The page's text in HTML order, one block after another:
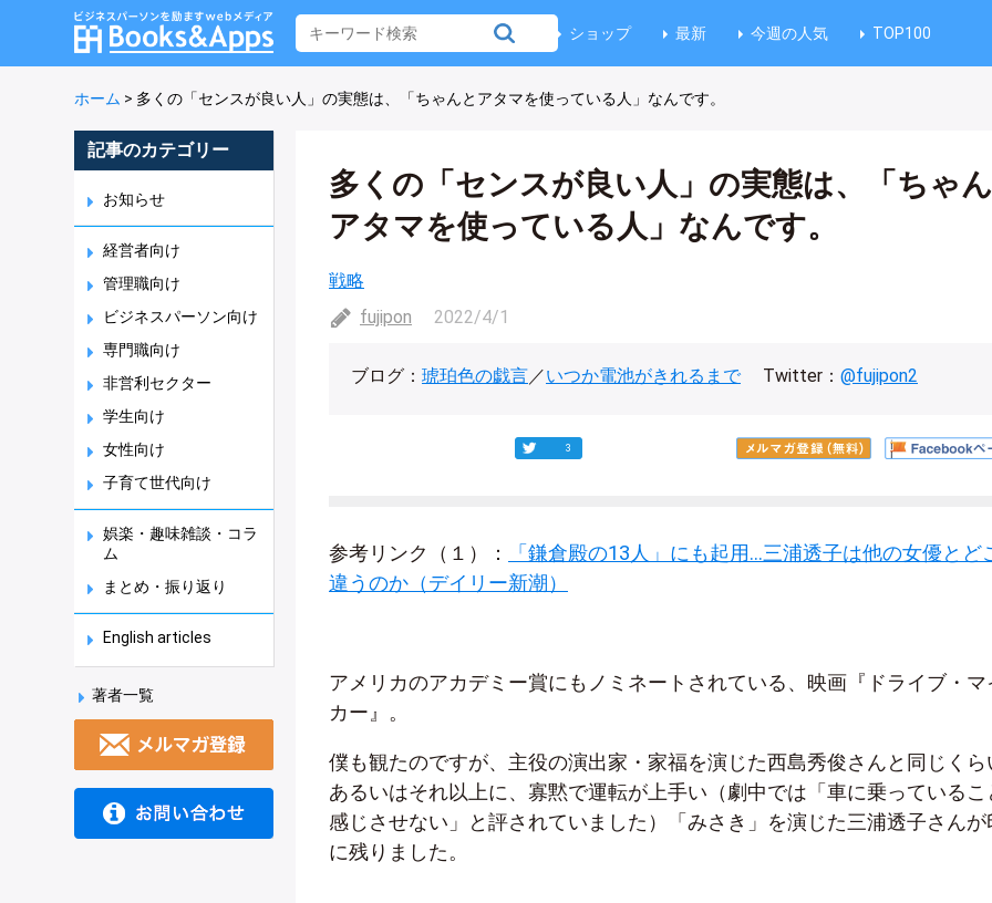
ショップ 最新 今週の人気 TOP100
ホーム > 多くの「センスが良い人」の実態は、「ちゃんとアタマを使っている人」なんです。
記事のカテゴリー
お知らせ
経営者向け
管理職向け
ビジネスパーソン向け
専門職向け
非営利セクター
学生向け
女性向け
子育て世代向け
娯楽・趣味雑談・コラ
ム
まとめ・振り返り
English articles
著者一覧
多くの「センスが良い人」の実態は、「ちゃ
アタマを使っている人」なんです。
戦略
fujipon
2022/4/1
ブログ： 琥珀色の戯言 ／いつか電池がきれるまで Twitter： @fujipon2
3
参考リンク（１）：
「鎌倉殿の13人」にも起用…三浦透子は他の女優とど
違うのか（デイリー新潮）
アメリカのアカデミー賞にもノミネートされている、映画『ドライブ・マ
カー』。
僕も観たのですが、主役の演出家・家福を演じた西島秀俊さんと同じくら
あるいはそれ以上に、寡黙で運転が上手い（劇中では「車に乗っているこ
感じさせない」と評されていました）「みさき」を演じた三浦透子さんが
に残りました。